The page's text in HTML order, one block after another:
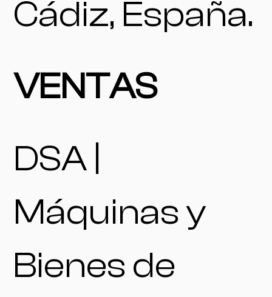
Cádiz, España.
VENTAS
DSA |
Máquinas y
Bienes de